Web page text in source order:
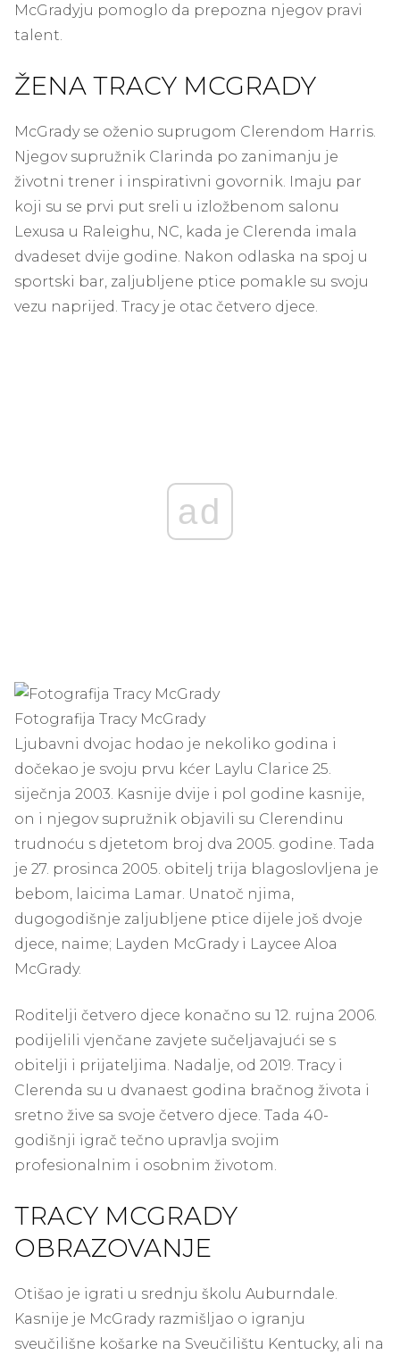
McGradyju pomoglo da prepozna njegov pravi
talent.
ŽENA TRACY MCGRADY
McGrady se oženio suprugom Clerendom Harris.
Njegov supružnik Clarinda po zanimanju je
životni trener i inspirativni govornik. Imaju par
koji su se prvi put sreli u izložbenom salonu
Lexusa u Raleighu, NC, kada je Clerenda imala
dvadeset dvije godine. Nakon odlaska na spoj u
sportski bar, zaljubljene ptice pomakle su svoju
vezu naprijed. Tracy je otac četvero djece.
ad
Fotografija Tracy McGrady
Ljubavni dvojac hodao je nekoliko godina i
dočekao je svoju prvu kćer Laylu Clarice 25.
siječnja 2003. Kasnije dvije i pol godine kasnije,
on i njegov supružnik objavili su Clerendinu
trudnoću s djetetom broj dva 2005. godine. Tada
je 27. prosinca 2005. obitelj trija blagoslovljena je
bebom, laicima Lamar. Unatoč njima,
dugogodišnje zaljubljene ptice dijele još dvoje
djece, naime; Layden McGrady i Laycee Aloa
McGrady.
Roditelji četvero djece konačno su 12. rujna 2006.
podijelili vjenčane zavjete sučeljavajući se s
obitelji i prijateljima. Nadalje, od 2019. Tracy i
Clerenda su u dvanaest godina bračnog života i
sretno žive sa svoje četvero djece. Tada 40-
godišnji igrač tečno upravlja svojim
profesionalnim i osobnim životom.
TRACY MCGRADY
OBRAZOVANJE
Otišao je igrati u srednju školu Auburndale.
Kasnije je McGrady razmišljao o igranju
sveučilišne košarke na Sveučilištu Kentucky, ali na